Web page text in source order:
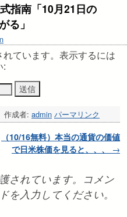
指南「10月21日の
る」
ています。表示するには
:
作成者: admin パーマリンク
（10/16無料）本当の通貨の価値
で日米株価を見ると、、、 →
されています。コメン
を入力してください。